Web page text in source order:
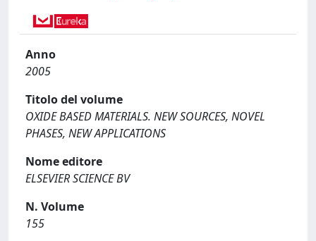
Anno
2005
Titolo del volume
OXIDE BASED MATERIALS. NEW SOURCES, NOVEL
PHASES, NEW APPLICATIONS
Nome editore
ELSEVIER SCIENCE BV
N. Volume
155